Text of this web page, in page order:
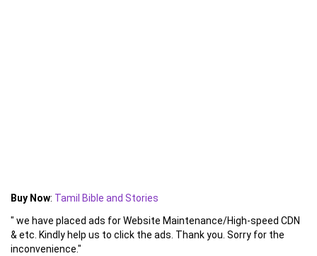
Buy Now: Tamil Bible and Stories
" we have placed ads for Website Maintenance/High-speed CDN
& etc. Kindly help us to click the ads. Thank you. Sorry for the
inconvenience."